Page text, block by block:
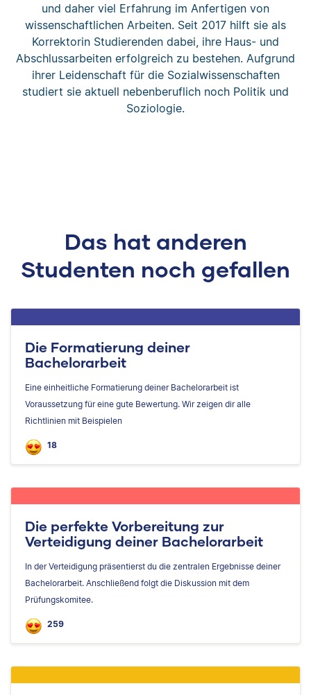
und daher viel Erfahrung im Anfertigen von
wissenschaftlichen Arbeiten. Seit 2017 hilft sie als
Korrektorin Studierenden dabei, ihre Haus- und
Abschlussarbeiten erfolgreich zu bestehen. Aufgrund
ihrer Leidenschaft für die Sozialwissenschaften
studiert sie aktuell nebenberuflich noch Politik und
Soziologie.
Das hat anderen
Studenten noch gefallen
Die Formatierung deiner
Bachelorarbeit
Eine einheitliche Formatierung deiner Bachelorarbeit ist
Voraussetzung für eine gute Bewertung. Wir zeigen dir alle
Richtlinien mit Beispielen
18
Die perfekte Vorbereitung zur
Verteidigung deiner Bachelorarbeit
In der Verteidigung präsentierst du die zentralen Ergebnisse deiner
Bachelorarbeit. Anschließend folgt die Diskussion mit dem
Prüfungskomitee.
259